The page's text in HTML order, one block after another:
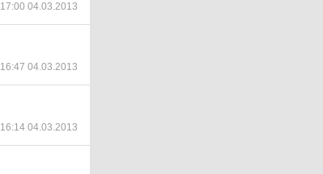
17:00 04.03.2013
16:47 04.03.2013
16:14 04.03.2013